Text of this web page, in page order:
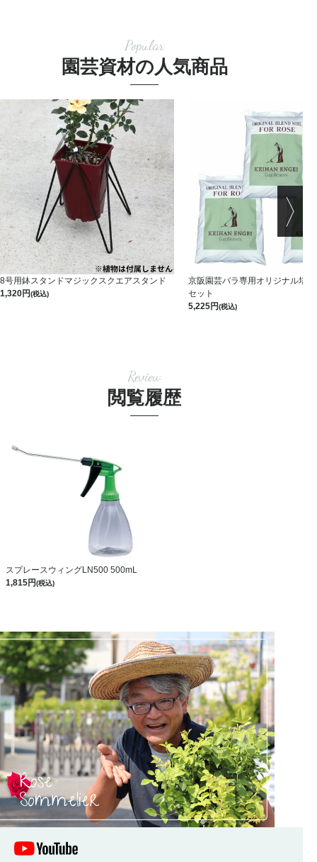
Popular
園芸資材の人気商品
8号用鉢スタンドマジックスクエアスタンド
1,320
(税込)
京阪園芸バラ専用オリジナル培
セット
5,225
(税込)
Review
閲覧履歴
スプレースウィングLN500 500mL
1,815
(税込)